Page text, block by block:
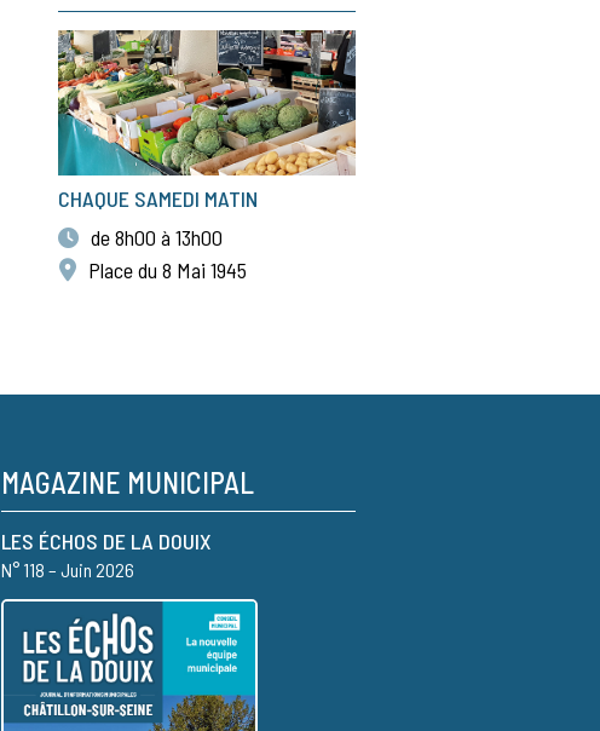
CHAQUE SAMEDI MATIN
de 8h00 à 13h00
Place du 8 Mai 1945
MAGAZINE MUNICIPAL
LES ÉCHOS DE LA DOUIX
N° 118 – Juin 2026